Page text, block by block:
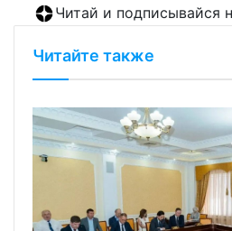
Читай и подписывайся
Читайте также